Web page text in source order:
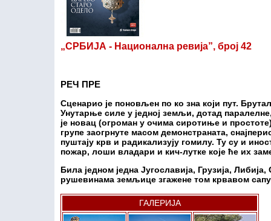
„СРБИЈА - Национална ревија”, број 42
РЕЧ ПРЕ
Сценарио је поновљен по ко зна који пут.
Унутарње силе у једној земљи, дотад
је новац (огроман у очима сиротиње и
групе заогрнуте масом демонстраната,
пуштају крв и радикализују гомилу. Ту су и
пожар, лоши владари и кич-лутке које ће их
Била једном једна Југославија, Грузија,
рушевинама земљице згажене том крвавом
ГАЛЕРИЈА